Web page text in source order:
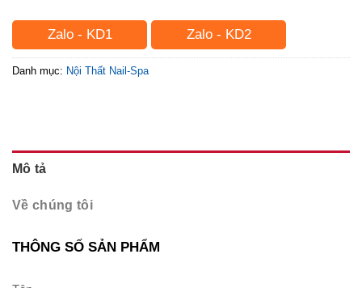
Zalo - KD1 Zalo - KD2
Danh mục: Nội Thất Nail-Spa
Mô tả
Về chúng tôi
THÔNG SỐ SẢN PHẨM